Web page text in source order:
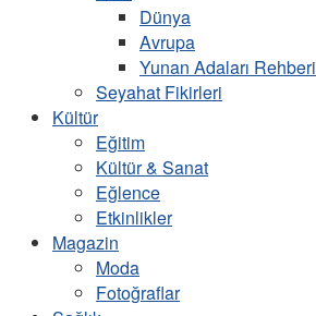
Dünya
Avrupa
Yunan Adaları Rehberi
Seyahat Fikirleri
Kültür
Eğitim
Kültür & Sanat
Eğlence
Etkinlikler
Magazin
Moda
Fotoğraflar